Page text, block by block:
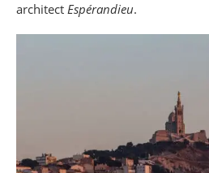
architect Espérandieu.